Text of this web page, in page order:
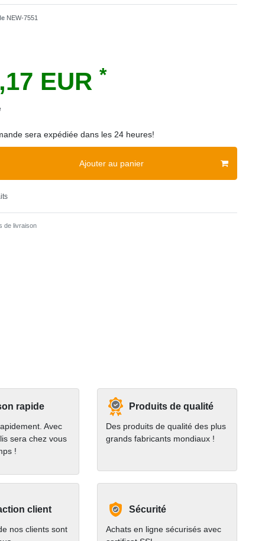
NEW-7551
EUR *
sera expédiée dans les 24 heures!
Ajouter au panier
de livraison
rapide
Avec
sera chez vous
!
Produits de qualité
Des produits de qualité des plus
grands fabricants mondiaux !
client
nos clients sont
Sécurité
Achats en ligne sécurisés avec